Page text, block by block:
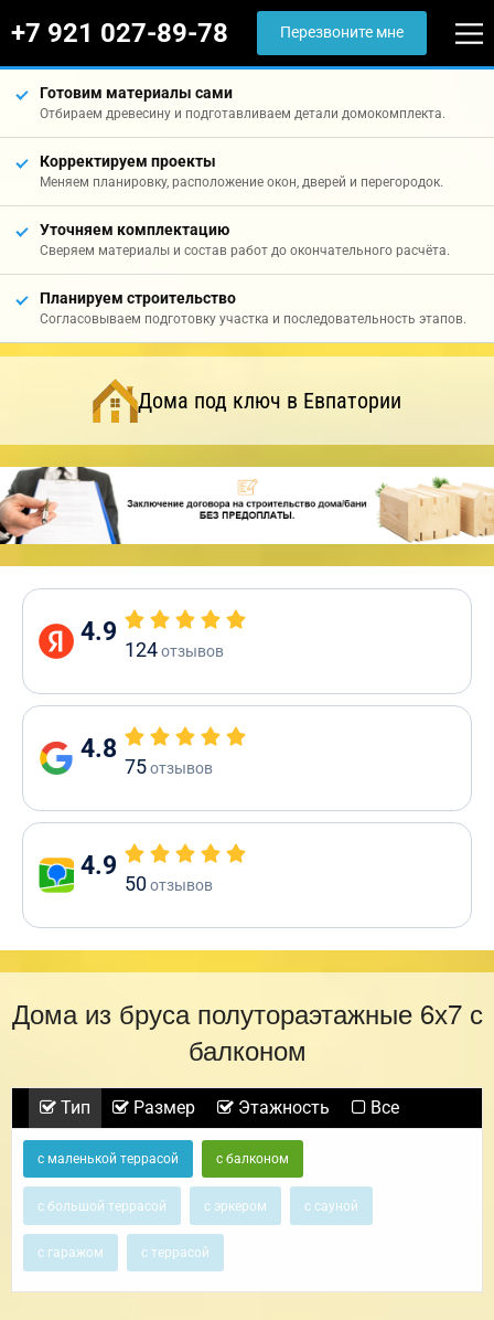
+7 921 027-89-78 Перезвоните мне
Готовим материалы сами
Отбираем древесину и подготавливаем детали домокомплекта.
Корректируем проекты
Меняем планировку, расположение окон, дверей и перегородок.
Уточняем комплектацию
Сверяем материалы и состав работ до окончательного расчёта.
Планируем строительство
Согласовываем подготовку участка и последовательность этапов.
Дома под ключ в Евпатории
4.9
124отзывов
4.8
75отзывов
4.9
50отзывов
Дома из бруса полутораэтажные 6х7 с
балконом
Тип Размер Этажность Все
с маленькой террасой с балконом
с большой террасой с эркером с сауной
с гаражом с террасой